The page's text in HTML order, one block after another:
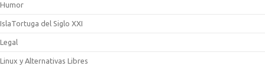
Humor
IslaTortuga del Siglo XXI
Legal
Linux y Alternativas Libres